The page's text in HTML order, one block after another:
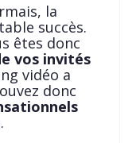
la
succès.
êtes donc
vos invités
vidéo a
donc